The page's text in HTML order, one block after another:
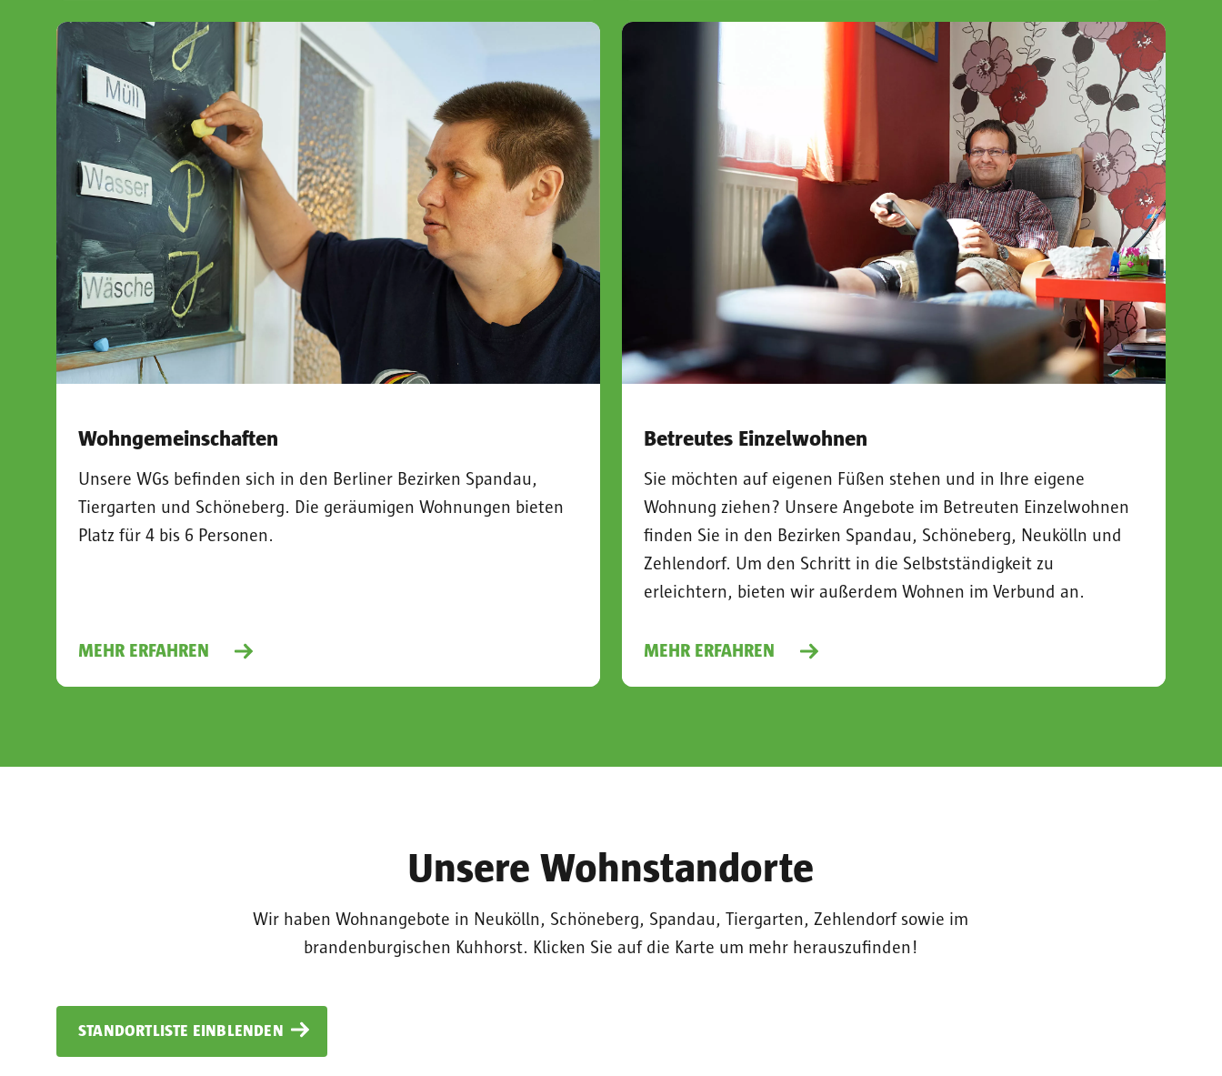
Wohngemeinschaften
Unsere WGs befinden sich in den Berliner Bezirken Spandau,
Tiergarten und Schöneberg. Die geräumigen Wohnungen bieten
Platz für 4 bis 6 Personen.
MEHR ERFAHREN
Betreutes Einzelwohnen
Sie möchten auf eigenen Füßen stehen und in Ihre eigene
Wohnung ziehen? Unsere Angebote im Betreuten Einzelwohnen
finden Sie in den Bezirken Spandau, Schöneberg, Neukölln und
Zehlendorf. Um den Schritt in die Selbstständigkeit zu
erleichtern, bieten wir außerdem Wohnen im Verbund an.
MEHR ERFAHREN
Unsere Wohnstandorte
Wir haben Wohnangebote in Neukölln, Schöneberg, Spandau, Tiergarten, Zehlendorf sowie im
brandenburgischen Kuhhorst. Klicken Sie auf die Karte um mehr herauszufinden!